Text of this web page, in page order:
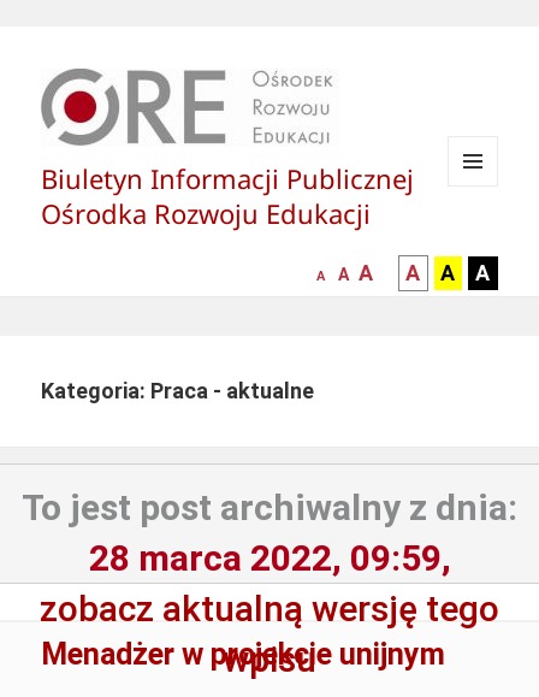
Biuletyn Informacji Publicznej
Ośrodka Rozwoju Edukacji
mniejsza
A
normalna
A
większa-
czcionka
A
kontrast
czarny
A
kontrast
czarny
A
żółty
A
Kategoria: Praca - aktualne
To jest post archiwalny z dnia:
28 marca 2022, 09:59,
zobacz aktualną wersję tego
wpisu
Menadżer w projekcie unijnym